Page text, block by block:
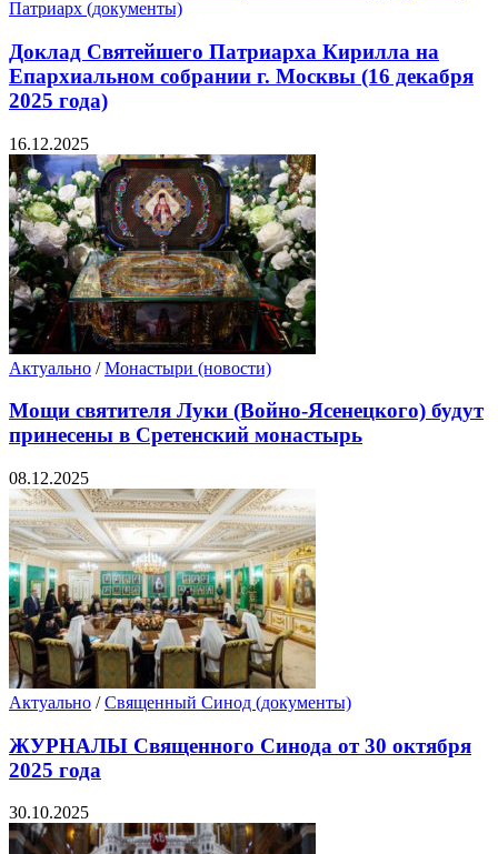
Патриарх (документы)
Доклад Святейшего Патриарха Кирилла на
Епархиальном собрании г. Москвы (16 декабря
2025 года)
16.12.2025
Актуально /Монастыри (новости)
Мощи святителя Луки (Войно-Ясенецкого) будут
принесены в Сретенский монастырь
08.12.2025
Актуально /Священный Синод (документы)
ЖУРНАЛЫ Священного Синода от 30 октября
2025 года
30.10.2025